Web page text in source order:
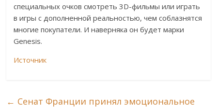
специальных очков смотреть 3D-фильмы или играть
в игры с дополненной реальностью, чем соблазнятся
многие покупатели. И наверняка он будет марки
Genesis.
Источник
← Сенат Франции принял эмоциональное